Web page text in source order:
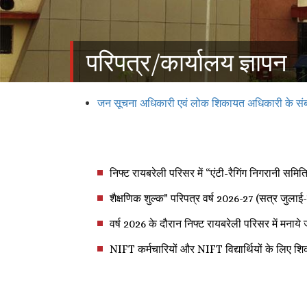
परिपत्र/कार्यालय ज्ञापन
जन सूचना अधिकारी एवं लोक शिकायत अधिकारी के
निफ्ट रायबरेली परिसर में “एंटी-रैगिंग निगरानी
शैक्षणिक शुल्क" परिपत्र वर्ष 2026-27 (सत्र
वर्ष 2026 के दौरान निफ्ट रायबरेली परिसर में
NIFT कर्मचारियों और NIFT विद्यार्थियों के लिए